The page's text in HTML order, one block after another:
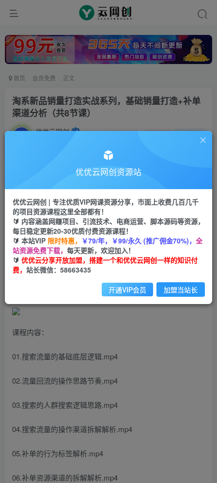
首页 会员免费 正文
淘系新品销量打造实战系列，基础销量打造+补单
渠道分析（共8节课）
优优云网创 私信
云币9.9云币99
会员免费
立即购买
您当前未登录！建议登陆后购买，可保存购买订单
课程内容：
01.搜索流量的基础底层逻辑.mp4
02.流量回流的操作思路节奏,mp4
03.搜索的人群搜索逻辑思路.mp4
04.搜索流量的操作渠道拆解解析.mp4
05.补单的行为标签解析.mp4
06.补单资源渠道的拆解解析.mp4
优优云网创资源站
优优云网创 | 专注优质VIP网课资源分享，市面上收费几百几千
的项目资源课程这里全部都有！
🔰 内容涵盖网赚项目、引流技术、电商运营、脚本源码等资源，
每日稳定更新20-30优质付费资源课程！
🔰 本站VIP 限时特惠， ￥79/年，￥99/永久 (推广佣金70%)， 全
站资源免费下载， 每天更新，欢迎加入！
🔰 优优云分享开放加盟，搭建一个和优优云网创一样的知识付
费， 站长微信：58663435
开通VIP会员 加盟当站长